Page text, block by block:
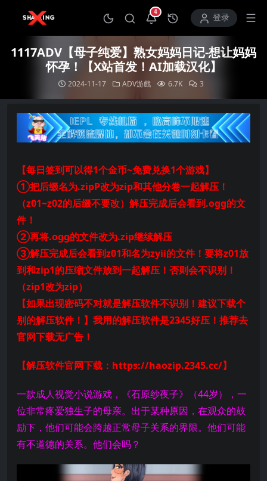
4
打开通知中心登录
1117ADV【母子纯爱】熟女妈妈日记-想让妈妈
怀孕！【X站首发！AI加载汉化】
2024-11-17 ADV游戲 6.7K 3
【每日签到可以得1个金币~免费兑换1个游戏】
①把后缀名为.zipP改为zip和其他分卷一起解压！
（z01~z02的后缀不要改）解压完成后会看到.ogg的文
件！
②再将.ogg的文件改为.zip继续解压
③解压完成后会看到z01和名为zyii的文件！要将z01放
到和zip1的压缩文件放到一起解压！否则会不识别！
（zip1改为zip）
【如果出现密码不对就是解压软件不识别！建议下载个
别的解压软件！】我用的解压软件是2345好压！推荐去
官网下载无广告！
【解压软件官网下载：https://haozip.2345.cc/】
一款成人视觉小说游戏，《石原纱夜子》（44岁），一
位非常疼爱独生子的母亲。出于某种原因，在观众的鼓
励下，他们可能会跨越正常母子关系的界限。他们可能
有不道德的关系。他们会吗？